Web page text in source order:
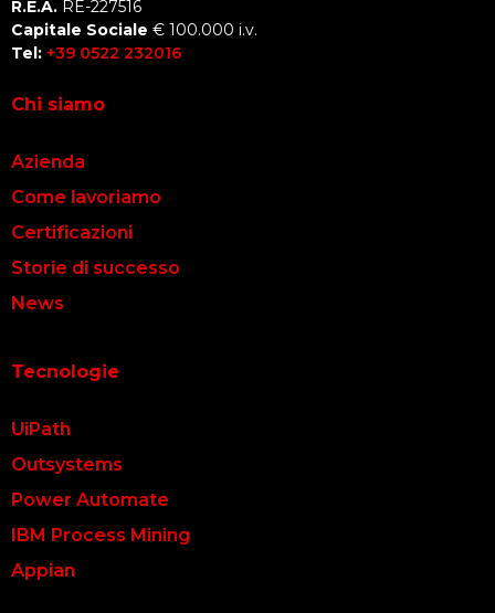
R.E.A. RE-227516
Capitale Sociale € 100.000 i.v.
Tel: +39 0522 232016
Chi siamo
Azienda
Come lavoriamo
Certificazioni
Storie di successo
News
Tecnologie
UiPath
Outsystems
Power Automate
IBM Process Mining
Appian